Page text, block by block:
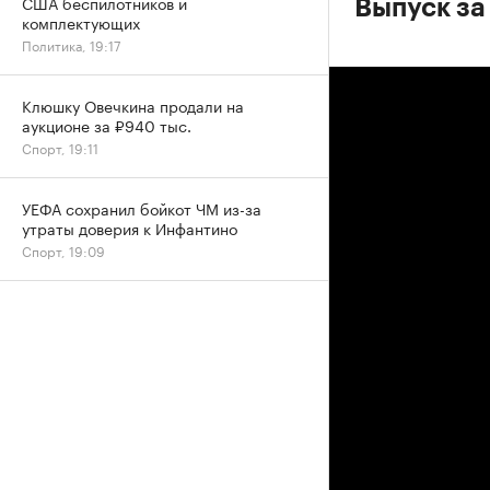
Выпуск
комплектующих
Политика, 19:17
Клюшку Овечкина продали на
аукционе за ₽940 тыс.
Спорт, 19:11
УЕФА сохранил бойкот ЧМ из-за
утраты доверия к Инфантино
Спорт, 19:09